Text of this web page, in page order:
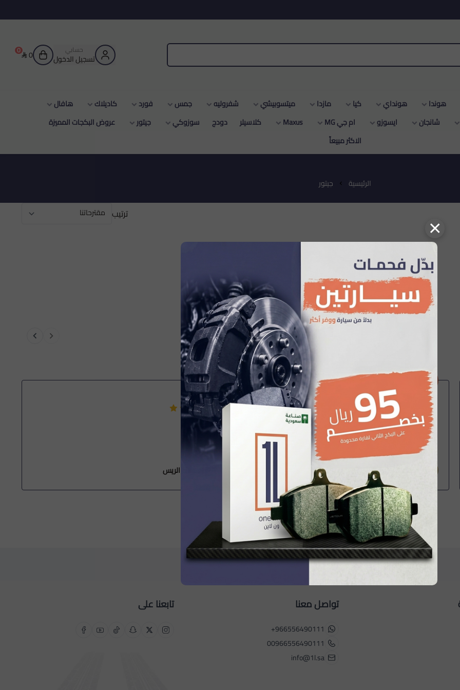
حسابي
تسجيل الدخول
0 0
هونداي كيا مازدا ميتسوبيشي شفروليه جمس فورد كاديلاك
هافال
ايسوزو ام جي MG Maxus كلاسيلر دودج سوزوكي جيتور
عروض البكجات المميزة
جيتور
تعذر جلب المزيد 😢
عبدالله مسفر
تواصل معنا
+966556490111
00966556490111
info@1l.sa